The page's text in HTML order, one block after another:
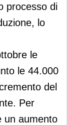
processo di
lo
le
le 44.000
del
Per
un aumento